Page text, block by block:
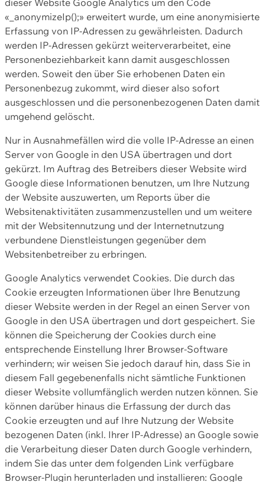
dieser Website Google Analytics um den Code
«_anonymizeIp();» erweitert wurde, um eine anonymisierte
Erfassung von IP-Adressen zu gewährleisten. Dadurch
werden IP-Adressen gekürzt weiterverarbeitet, eine
Personenbeziehbarkeit kann damit ausgeschlossen
werden. Soweit den über Sie erhobenen Daten ein
Personenbezug zukommt, wird dieser also sofort
ausgeschlossen und die personenbezogenen Daten damit
umgehend gelöscht.
Nur in Ausnahmefällen wird die volle IP-Adresse an einen
Server von Google in den USA übertragen und dort
gekürzt. Im Auftrag des Betreibers dieser Website wird
Google diese Informationen benutzen, um Ihre Nutzung
der Website auszuwerten, um Reports über die
Websitenaktivitäten zusammenzustellen und um weitere
mit der Websitennutzung und der Internetnutzung
verbundene Dienstleistungen gegenüber dem
Websitenbetreiber zu erbringen.
Google Analytics verwendet Cookies. Die durch das
Cookie erzeugten Informationen über Ihre Benutzung
dieser Website werden in der Regel an einen Server von
Google in den USA übertragen und dort gespeichert. Sie
können die Speicherung der Cookies durch eine
entsprechende Einstellung Ihrer Browser-Software
verhindern; wir weisen Sie jedoch darauf hin, dass Sie in
diesem Fall gegebenenfalls nicht sämtliche Funktionen
dieser Website vollumfänglich werden nutzen können. Sie
können darüber hinaus die Erfassung der durch das
Cookie erzeugten und auf Ihre Nutzung der Website
bezogenen Daten (inkl. Ihrer IP-Adresse) an Google sowie
die Verarbeitung dieser Daten durch Google verhindern,
indem Sie das unter dem folgenden Link verfügbare
Browser-Plugin herunterladen und installieren: Google